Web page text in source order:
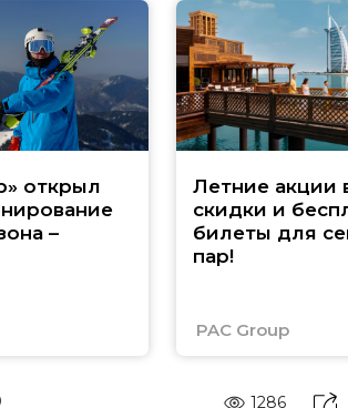
открыл
–
Летние акции
скидки и
билеты для
пар!
PAC Group
1286